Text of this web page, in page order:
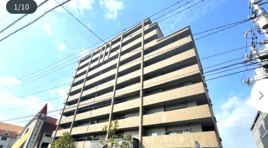
1 /10